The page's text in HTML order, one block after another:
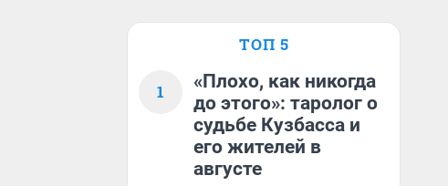
ТОП 5
1
«Плохо, как никогда
до этого»: таролог о
судьбе Кузбасса и
его жителей в
августе